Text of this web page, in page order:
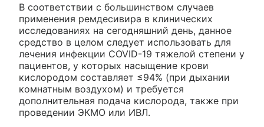
В соответствии с большинством случаев
применения ремдесивира в клинических
исследованиях на сегодняшний день, данное
средство в целом следует использовать для
лечения инфекции COVID-19 тяжелой степени у
пациентов, у которых насыщение крови
кислородом составляет ≤94% (при дыхании
комнатным воздухом) и требуется
дополнительная подача кислорода, также при
проведении ЭКМО или ИВЛ.